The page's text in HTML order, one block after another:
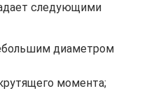
следующими
диаметром
момента;